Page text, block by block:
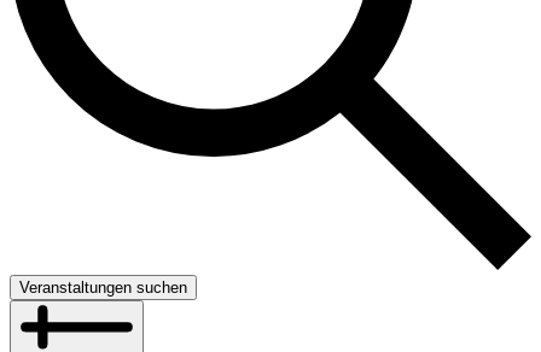
Veranstaltungen suchen